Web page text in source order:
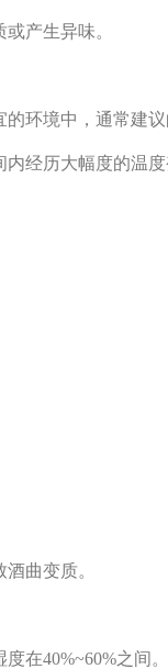
产生异味。
环境中，通常建
经历大幅度的温
曲变质。
在40%~60%之间